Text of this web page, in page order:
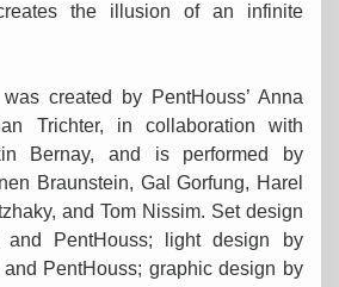
the illusion of an infinite
was created by PentHouss’ Anna
Trichter, in collaboration with
Bernay, and is performed by
Braunstein, Gal Gorfung, Harel
and Tom Nissim. Set design
PentHouss; light design by
PentHouss; graphic design by